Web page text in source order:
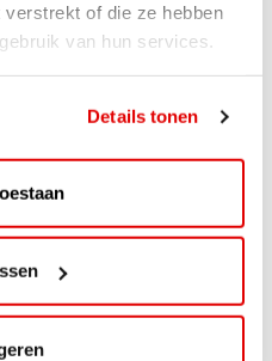
of die ze hebben
van hun services.
Details tonen
20% korting bij